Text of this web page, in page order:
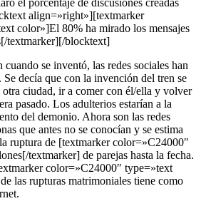
el porcentaje de discusiones creadas
align=»right»][textmarker
color»]El 80% ha mirado los mensajes
textmarker][/blocktext]
se inventó, las redes sociales han
decía que con la invención del tren se
otra ciudad, ir a comer con él/ella y volver
pasado. Los adulterios estarían a la
del demonio. Ahora son las redes
que antes no se conocían y se estima
ruptura de [textmarker color=»C24000″
textmarker] de parejas hasta la fecha.
color=»C24000″ type=»text
las rupturas matrimoniales tiene como